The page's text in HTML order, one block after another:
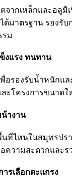
จากเหล็กและอลูมิ
ด้มาตรฐาน รองรับ
รม
งแรง ทนทาน
อรองรับน้ำหนักแล
ละโครงการขนาด
น้างาน
ที่ไหนในสมุทรปร
ความสะดวกและร
รเลือกตะแกรง